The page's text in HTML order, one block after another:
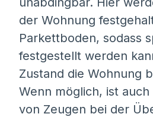
der Wohnung
Parkettboden, sodass
festgestellt werden
Zustand die Wohnung
Wenn möglich, ist
von Zeugen bei der